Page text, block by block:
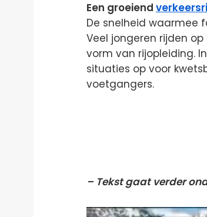
Een groeiend
De snelheid waarmee
Veel jongeren rijden
vorm van rijopleiding.
situaties op voor
voetgangers.
– Tekst gaat verder
Videospeler
Videospeler